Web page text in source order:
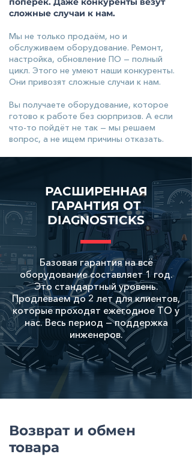
сложные случаи к нам.
Мы не только продаём, но и
обслуживаем оборудование. Ремонт,
настройка, обновление ПО — полный
цикл. Этого не умеют наши конкуренты.
Они привозят сложные случаи к нам.
Вы получаете оборудование, которое
готово к работе без сюрпризов. А если
что-то пойдёт не так — мы решаем
вопрос, а не ищем причины отказать.
РАСШИРЕННАЯ
ГАРАНТИЯ ОТ
DIAGNOSTICKS
Базовая гарантия на всё
оборудование составляет 1 год.
Это стандартный уровень.
Продлеваем до 2 лет для клиентов,
которые проходят ежегодное ТО у
нас. Весь период — поддержка
инженеров.
Возврат и обмен
товара